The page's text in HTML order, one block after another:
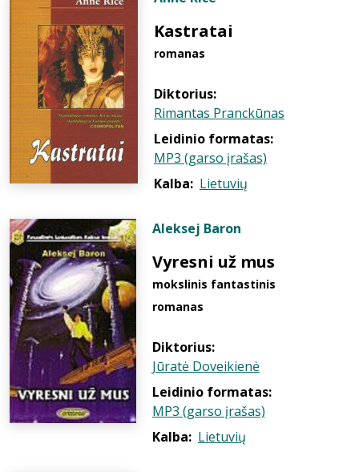
Kastratai
romanas
Diktorius:
Rimantas Pranckūnas
Leidinio formatas:
MP3 (garso įrašas)
Kalba: Lietuvių
Aleksej Baron
Vyresni už mus
mokslinis fantastinis
romanas
Diktorius:
Jūratė Doveikienė
Leidinio formatas:
MP3 (garso įrašas)
Kalba: Lietuvių